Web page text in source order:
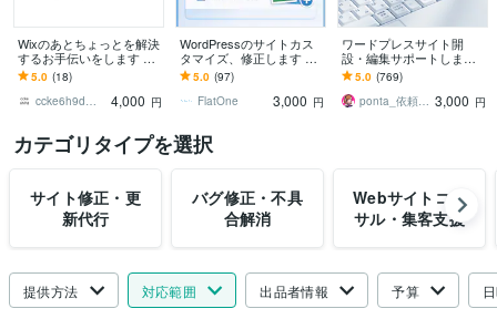
Wixのあとちょっとを解決
するお手伝いをします エ
ディターだけじゃ出来な
かった「こんな機能ほし
い」を叶えます
5.0 (18)
ccke6h9d｜Wix公認資格保有者
4,000 円
WordPressのサイトカス
タマイズ、修正します Wo
rdPressの悩みお任せくだ
さい！
5.0 (97)
FlatOne
3,000 円
ワードプレスサイト開
設・編集サポートします
ピンポイントでコレやっ
てほしいということをお
手伝いします
5.0 (769)
ponta_依頼多数のため返信遅れます 3,000 円
カテゴリタイプを選択
サイト修正・更
新代行
バグ修正・不具
合解消
Webサイトコン
サル・集客支援
提供方法 対応範囲 出品者情報 予算